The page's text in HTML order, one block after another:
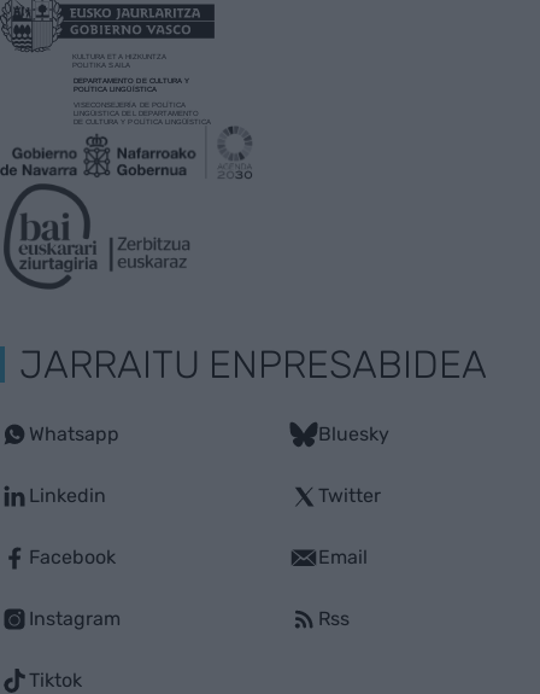
JARRAITU ENPRESABIDEA
Whatsapp
Linkedin
Facebook
Instagram
Tiktok
Bluesky
Twitter
Email
Rss